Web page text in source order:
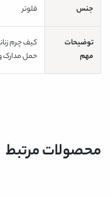
جنس فلوتر
توضیحات
مهم
حمل مدارک و
محصولات مرتبط